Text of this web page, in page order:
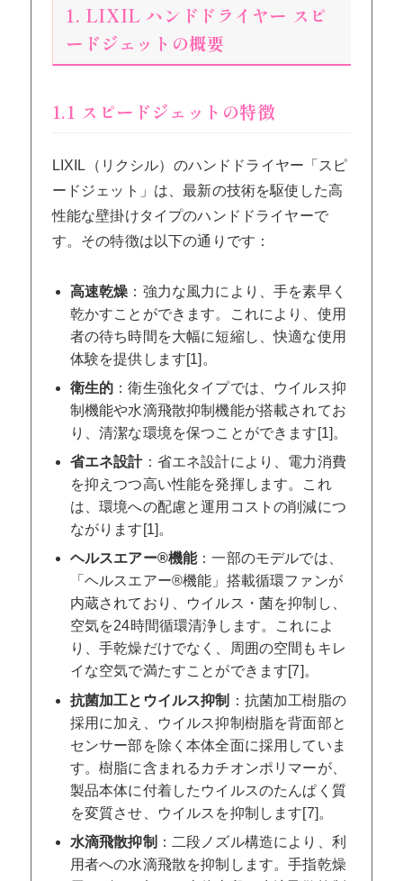
1. LIXIL ハンドドライヤー スピ
ードジェットの概要
1.1 スピードジェットの特徴
LIXIL（リクシル）のハンドドライヤー「スピ
ードジェット」は、最新の技術を駆使した高
性能な壁掛けタイプのハンドドライヤーで
す。その特徴は以下の通りです：
高速乾燥 ：強力な風力により、手を素早く
乾かすことができます。これにより、使用
者の待ち時間を大幅に短縮し、快適な使用
体験を提供します[1]。
衛生的 ：衛生強化タイプでは、ウイルス抑
制機能や水滴飛散抑制機能が搭載されてお
り、清潔な環境を保つことができます[1]。
省エネ設計：省エネ設計により、電力消費
を抑えつつ高い性能を発揮します。これ
は、環境への配慮と運用コストの削減につ
ながります[1]。
ヘルスエアー®機能：一部のモデルでは、
「ヘルスエアー®機能」搭載循環ファンが
内蔵されており、ウイルス・菌を抑制し、
空気を24時間循環清浄します。これによ
り、手乾燥だけでなく、周囲の空間もキレ
イな空気で満たすことができます[7]。
抗菌加工とウイルス抑制
：抗菌加工樹脂の
採用に加え、ウイルス抑制樹脂を背面部と
センサー部を除く本体全面に採用していま
す。樹脂に含まれるカチオンポリマーが、
製品本体に付着したウイルスのたんぱく質
を変質させ、ウイルスを抑制します[7]。
水滴飛散抑制 ：二段ノズル構造により、利
用者への水滴飛散を抑制します。手指乾燥